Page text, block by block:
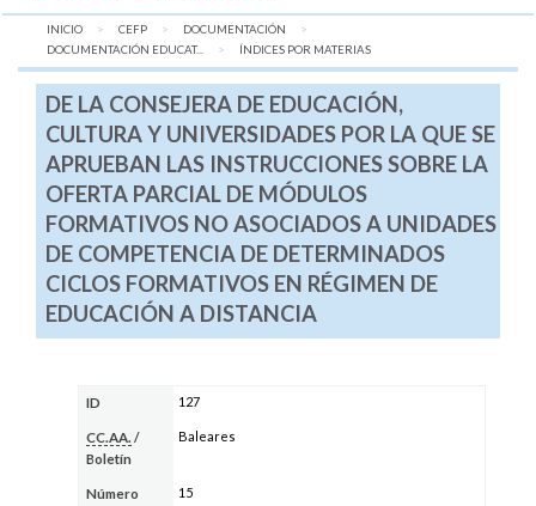
INICIO CEFP
DOCUMENTACIÓN
DOCUMENTACIÓN EDUCAT...
AQUÍ:
ÍNDICES POR MATERIAS
DE LA CONSEJERA DE EDUCACIÓN,
CULTURA Y UNIVERSIDADES POR LA QUE SE
APRUEBAN LAS INSTRUCCIONES SOBRE LA
OFERTA PARCIAL DE MÓDULOS
FORMATIVOS NO ASOCIADOS A UNIDADES
DE COMPETENCIA DE DETERMINADOS
CICLOS FORMATIVOS EN RÉGIMEN DE
EDUCACIÓN A DISTANCIA
ID 127
CC.AA. /
Boletín
Baleares
Número
15